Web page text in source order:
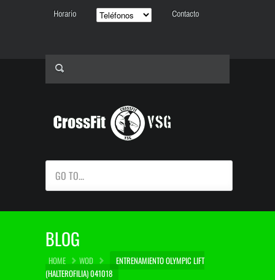
Horario Contacto
GO TO...
BLOG
HOME WOD
ENTRENAMIENTO OLYMPIC LIFT
(HALTEROFILIA) 041018